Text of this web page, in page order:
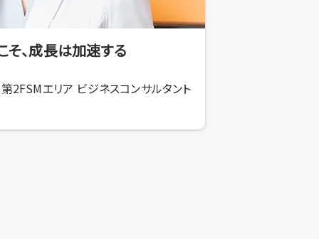
、成長は加速する
2FSMエリア ビジネスコンサルタント